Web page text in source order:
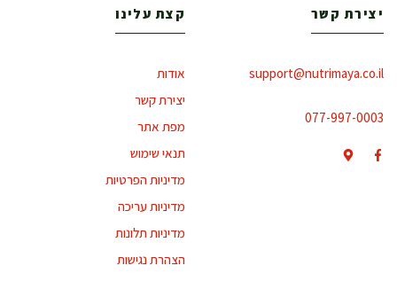
יצירת קשר
support@nutrimaya.co.il
077-997-0003
קצת עלינו
אודות
יצירת קשר
מפת אתר
תנאי שימוש
מדיניות הפרטיות
מדיניות עריכה
מדיניות תלונות
הצהרת נגישות